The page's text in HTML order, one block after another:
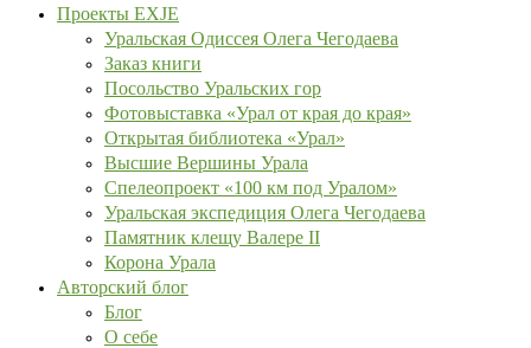
Проекты EXJE
Уральская Одиссея Олега Чегодаева
Заказ книги
Посольство Уральских гор
Фотовыставка «Урал от края до края»
Открытая библиотека «Урал»
Высшие Вершины Урала
Спелеопроект «100 км под Уралом»
Уральская экспедиция Олега Чегодаева
Памятник клещу Валере II
Корона Урала
Авторский блог
Блог
О себе